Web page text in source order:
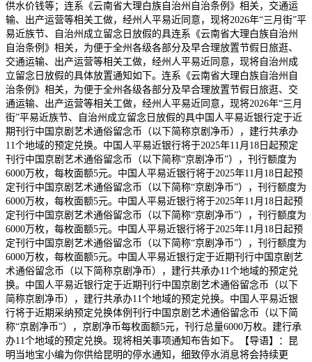
供水价钱等；连系《云南省大理白族自治州自治条例》相关，交通运
输、出产运营等相关工做，经州人平易近同意，现将2026年“三月街”平
易近族节、自治州成立留念日放假的具连系《云南省大理白族自治州
自治条例》相关，为便于全州各级各部分及早合理放置节假日旅逛、
交通运输、出产运营等相关工做，经州人平易近同意，现将自治州成
立留念日放假的具体放置通知如下。连系《云南省大理白族自治州自
治条例》相关，为便于全州各级各部分及早合理放置节假日旅逛、交
通运输、出产运营等相关工做，经州人平易近同意，现将2026年“三月
街”平易近族节、自治州成立留念日放假的具中国人平易近银行定于近
期刊行中国京剧艺术通俗留念币（以下简称京剧净币），建行共承办
11个地域的预定兑换。中国人平易近银行将于2025年11月18日起预定
刊行中国京剧艺术通俗留念币（以下简称“京剧净币”），刊行额度为
6000万枚，每枚面额5元。中国人平易近银行将于2025年11月18日起预
定刊行中国京剧艺术通俗留念币（以下简称“京剧净币”），刊行额度为
6000万枚，每枚面额5元。中国人平易近银行将于2025年11月18日起预
定刊行中国京剧艺术通俗留念币（以下简称“京剧净币”），刊行额度为
6000万枚，每枚面额5元。中国人平易近银行将于2025年11月18日起预
定刊行中国京剧艺术通俗留念币（以下简称“京剧净币”），刊行额度为
6000万枚，每枚面额5元。中国人平易近银行定于近期刊行中国京剧艺
术通俗留念币（以下简称京剧净币），建行共承办11个地域的预定兑
换。中国人平易近银行定于近期刊行中国京剧艺术通俗留念币（以下
简称京剧净币），建行共承办11个地域的预定兑换。中国人平易近银
行将于近期采纳预定兑换体例刊行中国京剧艺术通俗留念币（以下简
称“京剧净币”），京剧净币每枚面额5元，刊行总量6000万枚。建行承
办11个地域的预定兑换。现将相关事项通知布告如下。【导语】：昆
明当地宝小编为你供给昆明的停水通知，细致停水消息将会持续更